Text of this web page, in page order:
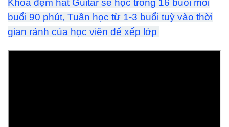
Khoá đệm hát Guitar sẽ học trong 16 buổi mỗi
buổi 90 phút, Tuần học từ 1-3 buổi tuỳ vào thời
gian rảnh của học viên để xếp lớp